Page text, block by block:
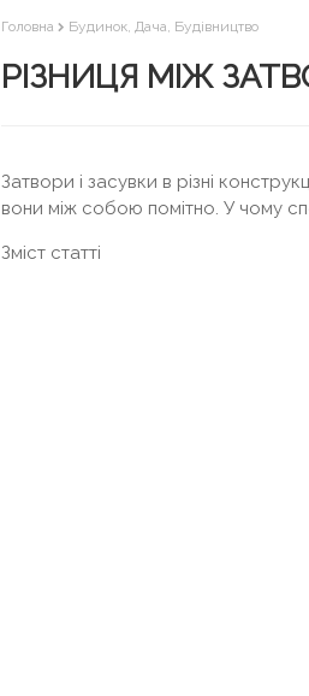
Головна Будинок, Дача, Будівництво
РІЗНИЦЯ МІЖ
Затвори і засувки в різні
вони між собою помітно. У чому
Зміст статті